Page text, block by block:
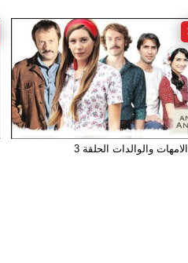
والوالدات الحلقة 3